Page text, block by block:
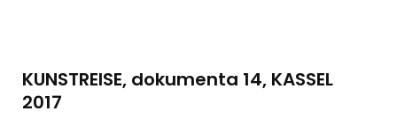
KUNSTREISE, dokumenta 14, KASSEL
2017